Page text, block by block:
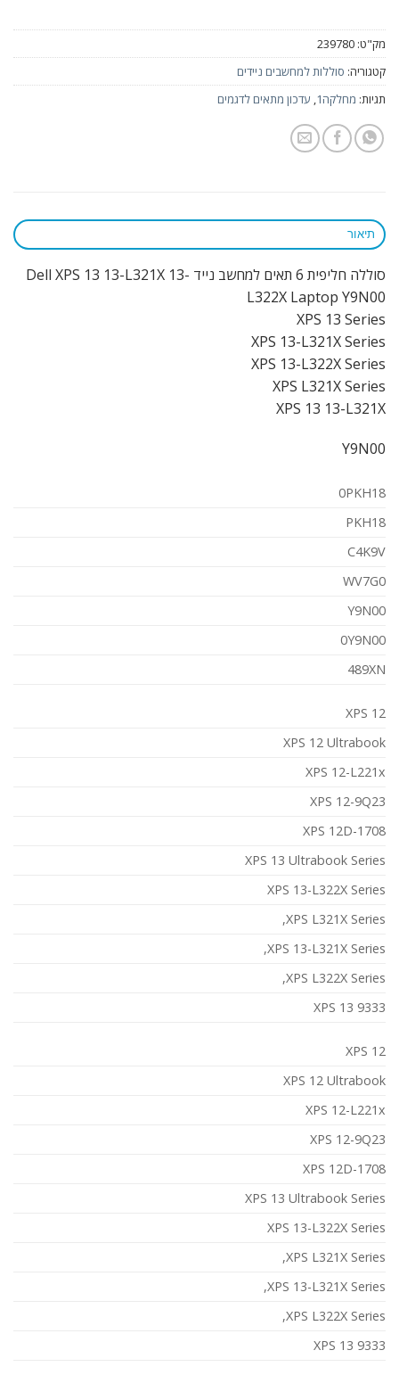
מק"ט: 239780
קטגוריה: סוללות למחשבים ניידים
תגיות: מחלקה1 , עדכון מתאים לדגמים
תיאור
סוללה חליפית 6 תאים למחשב נייד Dell XPS 13 13-L321X 13-
L322X Laptop Y9N00
XPS 13 Series
XPS 13-L321X Series
XPS 13-L322X Series
XPS L321X Series
XPS 13 13-L321X
Y9N00
0PKH18
PKH18
C4K9V
WV7G0
Y9N00
0Y9N00
489XN
XPS 12
XPS 12 Ultrabook
XPS 12-L221x
XPS 12-9Q23
XPS 12D-1708
XPS 13 Ultrabook Series
XPS 13-L322X Series
XPS L321X Series,
XPS 13-L321X Series,
XPS L322X Series,
XPS 13 9333
XPS 12
XPS 12 Ultrabook
XPS 12-L221x
XPS 12-9Q23
XPS 12D-1708
XPS 13 Ultrabook Series
XPS 13-L322X Series
XPS L321X Series,
XPS 13-L321X Series,
XPS L322X Series,
XPS 13 9333